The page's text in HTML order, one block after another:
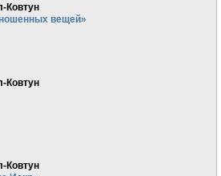
Ковтун
вещей»
Ковтун
Ковтун